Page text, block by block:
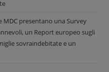
presentano una Survey
un Report europeo sugli
sovraindebitate e un